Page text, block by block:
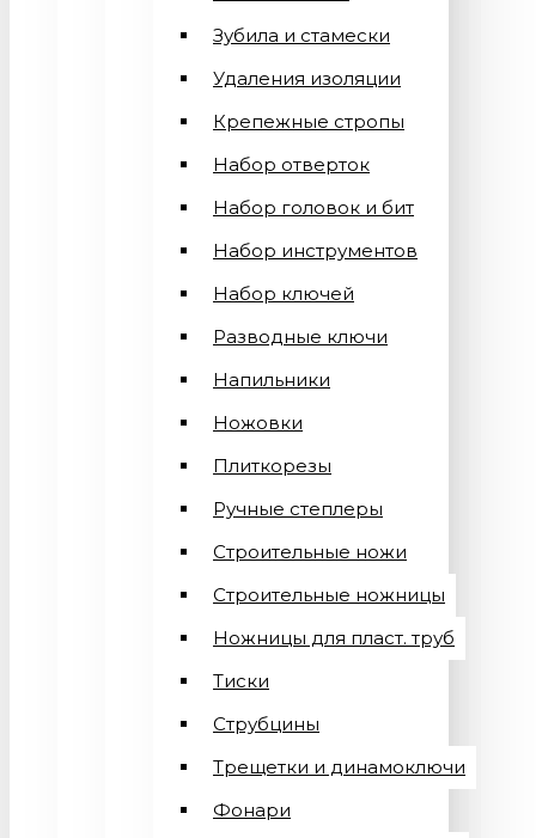
Зубила и стамески
Удаления изоляции
Крепежные стропы
Набор отверток
Набор головок и бит
Набор инструментов
Набор ключей
Разводные ключи
Напильники
Ножовки
Плиткорезы
Ручные степлеры
Строительные ножи
Строительные ножницы
Ножницы для пласт. труб
Тиски
Струбцины
Трещетки и динамоключи
Фонари